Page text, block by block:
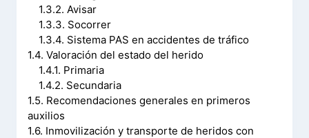
1.3.2. Avisar
1.3.3. Socorrer
1.3.4. Sistema PAS en accidentes de tráfico
1.4. Valoración del estado del herido
1.4.1. Primaria
1.4.2. Secundaria
1.5. Recomendaciones generales en primeros
auxilios
1.6. Inmovilización y transporte de heridos con